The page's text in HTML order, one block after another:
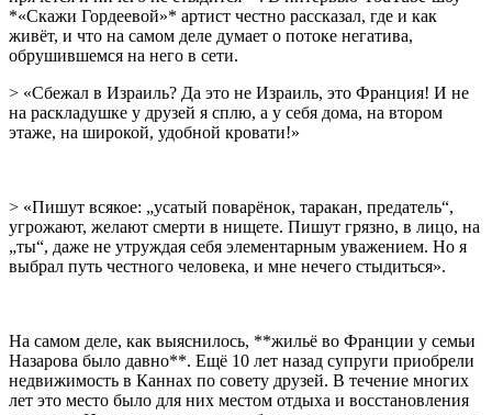
*«Скажи Гордеевой»* артист честно рассказал, где и как
живёт, и что на самом деле думает о потоке негатива,
обрушившемся на него в сети.
> «Сбежал в Израиль? Да это не Израиль, это Франция! И не
на раскладушке у друзей я сплю, а у себя дома, на втором
этаже, на широкой, удобной кровати!»
> «Пишут всякое: „усатый поварёнок, таракан, предатель“,
угрожают, желают смерти в нищете. Пишут грязно, в лицо, на
„ты“, даже не утруждая себя элементарным уважением. Но я
выбрал путь честного человека, и мне нечего стыдиться».
На самом деле, как выяснилось, **жильё во Франции у семьи
Назарова было давно**. Ещё 10 лет назад супруги приобрели
недвижимость в Каннах по совету друзей. В течение многих
лет это место было для них местом отдыха и восстановления